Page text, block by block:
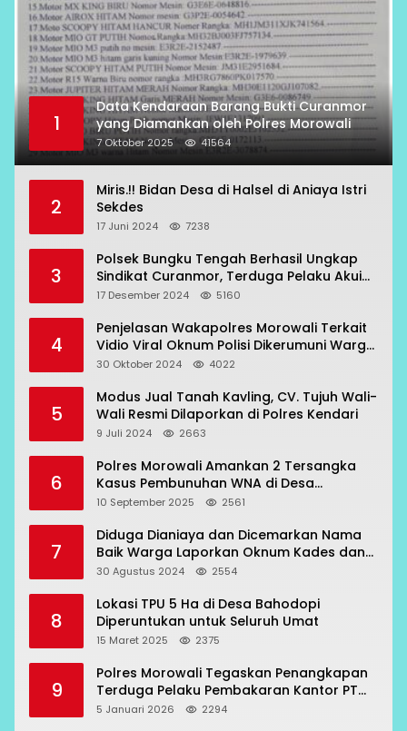
1
Data Kendaraan Barang Bukti Curanmor
yang Diamankan oleh Polres Morowali
7 Oktober 2025 41564
2
Miris.!! Bidan Desa di Halsel di Aniaya Istri
Sekdes
17 Juni 2024 7238
3
Polsek Bungku Tengah Berhasil Ungkap
Sindikat Curanmor, Terduga Pelaku Akui
Beraksi di 7 Lokasi
17 Desember 2024 5160
4
Penjelasan Wakapolres Morowali Terkait
Vidio Viral Oknum Polisi Dikerumuni Warga
Bahodopi
30 Oktober 2024 4022
5
Modus Jual Tanah Kavling, CV. Tujuh Wali-
Wali Resmi Dilaporkan di Polres Kendari
9 Juli 2024 2663
6
Polres Morowali Amankan 2 Tersangka
Kasus Pembunuhan WNA di Desa
Topogaro
10 September 2025 2561
7
Diduga Dianiaya dan Dicemarkan Nama
Baik Warga Laporkan Oknum Kades dan
Oknum Polisi
30 Agustus 2024 2554
8
Lokasi TPU 5 Ha di Desa Bahodopi
Diperuntukan untuk Seluruh Umat
15 Maret 2025 2375
9
Polres Morowali Tegaskan Penangkapan
Terduga Pelaku Pembakaran Kantor PT
RCP Sesuai Prosedur
5 Januari 2026 2294